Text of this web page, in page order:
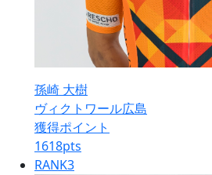
孫崎 大樹
ヴィクトワール広島
獲得ポイント
1618pts
RANK3